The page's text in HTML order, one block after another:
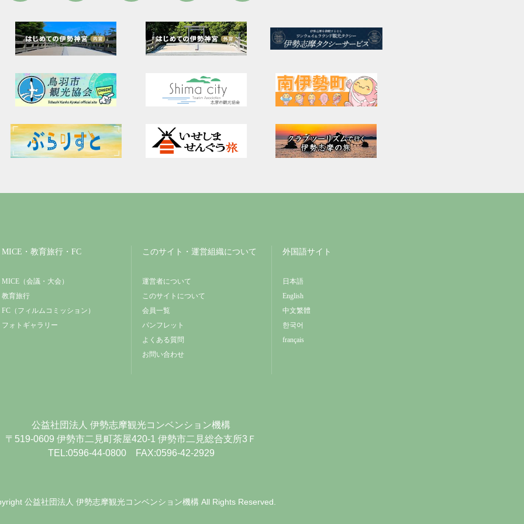
MICE・教育旅行・FC
MICE（会議・大会）
教育旅行
FC（フィルムコミッション）
フォトギャラリー
このサイト・運営組織について
運営者について
このサイトについて
会員一覧
パンフレット
よくある質問
お問い合わせ
外国語サイト
日本語
English
中文繁體
한국어
français
公益社団法人 伊勢志摩観光コンベンション機構
〒519-0609 伊勢市二見町茶屋420-1 伊勢市二見総合支所3Ｆ
TEL:0596-44-0800 FAX:0596-42-2929
公益社団法人 伊勢志摩観光コンベンション機構All Rights Reserved.